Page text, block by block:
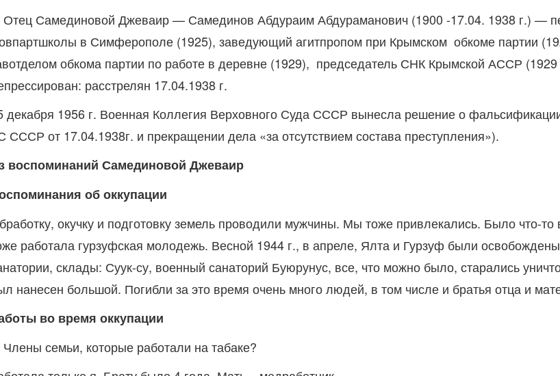
Отец Самединовой Джеваир — Самединов Абдураим Абдураманович (1900 -17.04. 1938 г.) —
в Симферополе (1925), заведующий агитпропом при Крымском обкоме партии
обкома партии по работе в деревне (1929), председатель СНК Крымской АССР
расстрелян 17.04.1938 г.
декабря 1956 г. Военная Коллегия Верховного Суда СССР вынесла решение о
СССР от 17.04.1938г. и прекращении дела «за отсутствием состава преступления»).
воспоминаний Самединовой Джеваир
об оккупации
окучку и подготовку земель проводили мужчины. Мы тоже привлекались. Было
работала гурзуфская молодежь. Весной 1944 г., в апреле, Ялта и Гурзуф были
склады: Суук-су, военный санаторий Буюрунус, все, что можно было, старались
нанесен большой. Погибли за это время очень много людей, в том числе и братья отца и
во время оккупации
Члены семьи, которые работали на табаке?